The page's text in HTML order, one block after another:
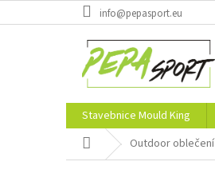
na
info@pepasport.eu
Stavebnice Mould King
Domů Outdoor oblečení